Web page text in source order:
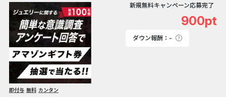
新規無料キャンペーン応募完了
900pt
ダウン報酬：-
即付与 無料 カンタン